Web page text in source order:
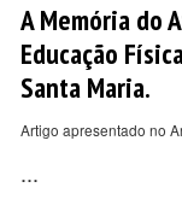
A Memória do
Educação
Santa Maria.
Artigo apresentado no
...